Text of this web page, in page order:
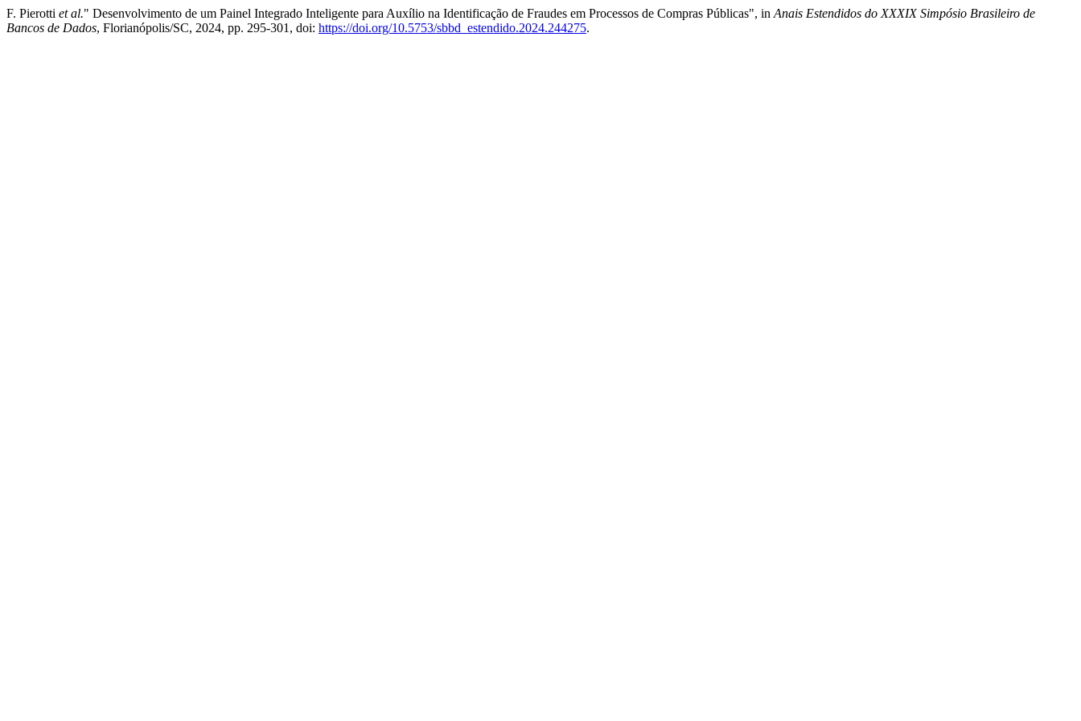
F. Pierotti et al." Desenvolvimento de um Painel Integrado Inteligente para Auxílio na Identificação de Fraudes em Processos de Compras Públicas", in Anais Estendidos do XXXIX Simpósio Brasileiro de
Bancos de Dados, Florianópolis/SC, 2024, pp. 295-301, doi: https://doi.org/10.5753/sbbd_estendido.2024.244275.